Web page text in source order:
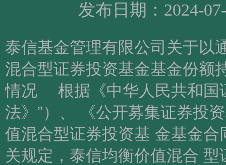
发布日期：2024-
泰信基金管理有限公司关
混合型证券投资基金基金份额
情况 根据《中华人民共和国
法》”）、 《公开募集证券投
值混合型证券投资基 金基金合
关规定，泰信均衡价值混合 型